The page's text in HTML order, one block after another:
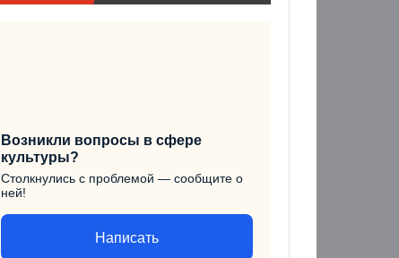
Возникли вопросы в сфере
культуры?
Столкнулись с проблемой — сообщите о
ней!
Написать